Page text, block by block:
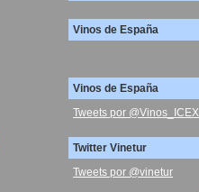
Vinos de España
Vinos de España
Tweets por @Vinos_ICEX
Twitter Vinetur
Tweets por @vinetur